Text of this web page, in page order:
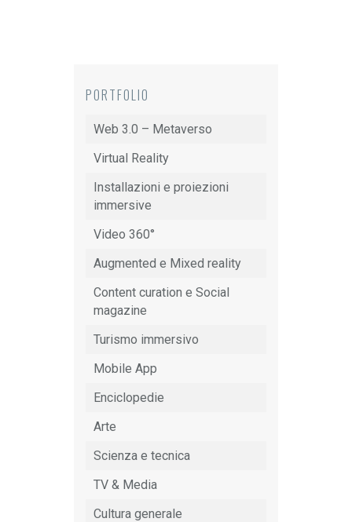
PORTFOLIO
Web 3.0 – Metaverso
Virtual Reality
Installazioni e proiezioni
immersive
Video 360°
Augmented e Mixed reality
Content curation e Social
magazine
Turismo immersivo
Mobile App
Enciclopedie
Arte
Scienza e tecnica
TV & Media
Cultura generale